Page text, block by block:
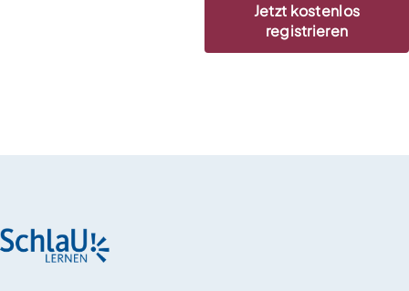
Jetzt kostenlos
registrieren